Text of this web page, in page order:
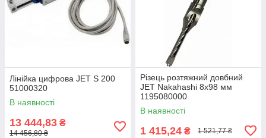
Лінійка цифрова JET S 200
51000320
В наявності
13 444,83 ₴
14 456,80 ₴
Різець розтяжний довбний
JET Nakahashi 8х98 мм
1195080000
В наявності
1 415,24 ₴ 1 521,77 ₴